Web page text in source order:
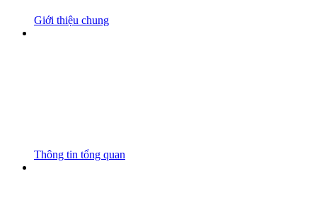
Giới thiệu chung
Thông tin tổng quan